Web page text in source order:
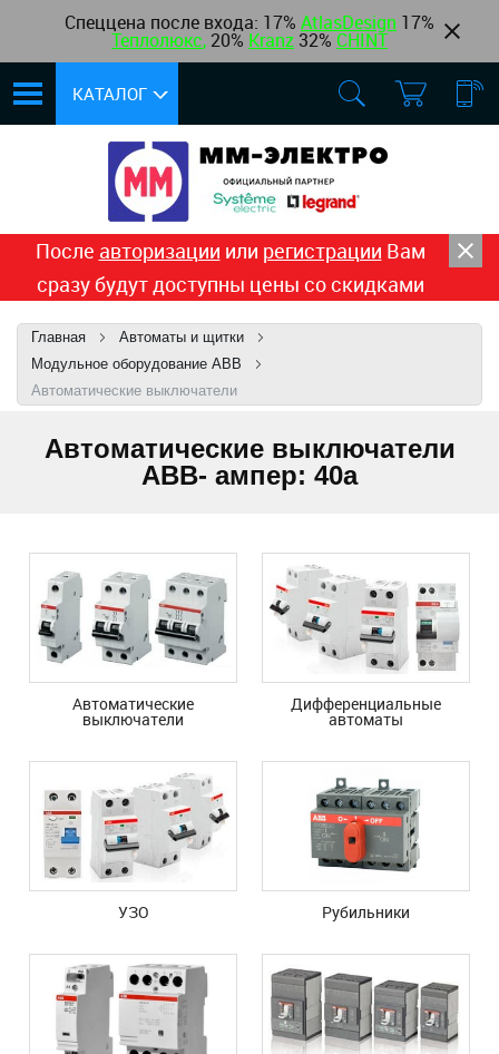
Спеццена после входа: 17% AtlasDesign 17%
Теплолюкс, 20% Kranz 32% CHINT
КАТАЛОГ
После авторизации или регистрации Вам
сразу будут доступны цены со скидками
Главная
Автоматы и щитки
Модульное оборудование ABB
Автоматические выключатели
Автоматические выключатели
ABB- ампер: 40a
Автоматические
выключатели
Дифференциальные
автоматы
УЗО Рубильники